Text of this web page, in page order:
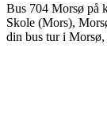
Bus 704 Morsø på
Skole (Mors),
din bus tur i